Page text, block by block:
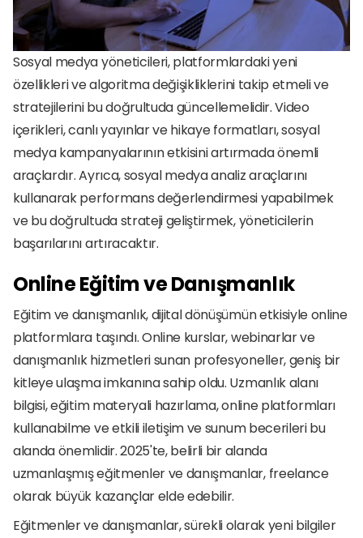
Sosyal medya yöneticileri, platformlardaki yeni
özellikleri ve algoritma değişikliklerini takip etmeli ve
stratejilerini bu doğrultuda güncellemelidir. Video
içerikleri, canlı yayınlar ve hikaye formatları, sosyal
medya kampanyalarının etkisini artırmada önemli
araçlardır. Ayrıca, sosyal medya analiz araçlarını
kullanarak performans değerlendirmesi yapabilmek
ve bu doğrultuda strateji geliştirmek, yöneticilerin
başarılarını artıracaktır.
Online Eğitim ve Danışmanlık
Eğitim ve danışmanlık, dijital dönüşümün etkisiyle online
platformlara taşındı. Online kurslar, webinarlar ve
danışmanlık hizmetleri sunan profesyoneller, geniş bir
kitleye ulaşma imkanına sahip oldu. Uzmanlık alanı
bilgisi, eğitim materyali hazırlama, online platformları
kullanabilme ve etkili iletişim ve sunum becerileri bu
alanda önemlidir. 2025'te, belirli bir alanda
uzmanlaşmış eğitmenler ve danışmanlar, freelance
olarak büyük kazançlar elde edebilir.
Eğitmenler ve danışmanlar, sürekli olarak yeni bilgiler